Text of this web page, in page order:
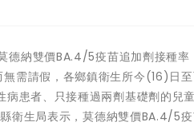
德納雙價BA.4/5疫苗追加劑接種
需請假，各鄉鎮衛生所今(16)日
患者、只接種過兩劑基礎劑的兒
衛生局表示，莫德納雙價BA.4/5